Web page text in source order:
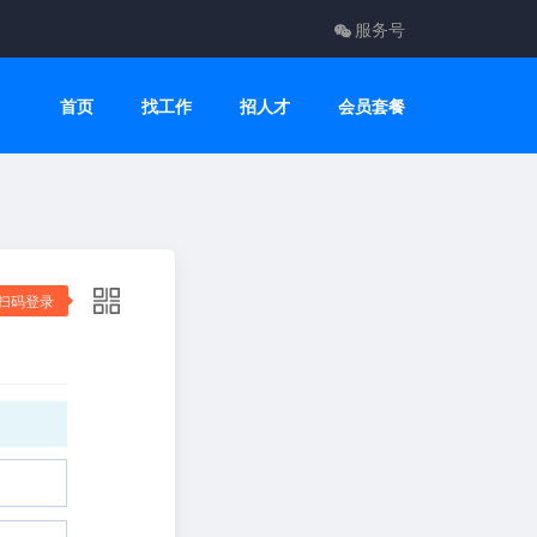
服务号
首页 找工作 招人才 会员套餐
码登录